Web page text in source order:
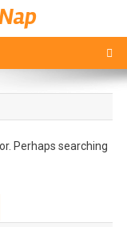
Perhaps searching